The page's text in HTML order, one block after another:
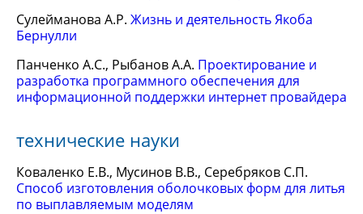
Сулейманова А.Р. Жизнь и деятельность Якоба
Бернулли
Панченко А.С., Рыбанов А.А. Проектирование и
разработка программного обеспечения для
информационной поддержки интернет провайдера
технические науки
Коваленко Е.В., Мусинов В.В., Серебряков С.П.
Способ изготовления оболочковых форм для литья
по выплавляемым моделям